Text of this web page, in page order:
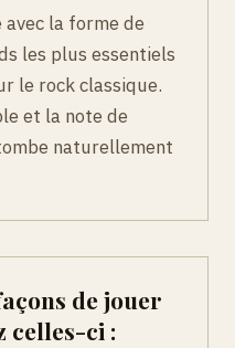
la forme de
les plus essentiels
le rock classique.
et la note de
naturellement
de jouer
celles-ci :